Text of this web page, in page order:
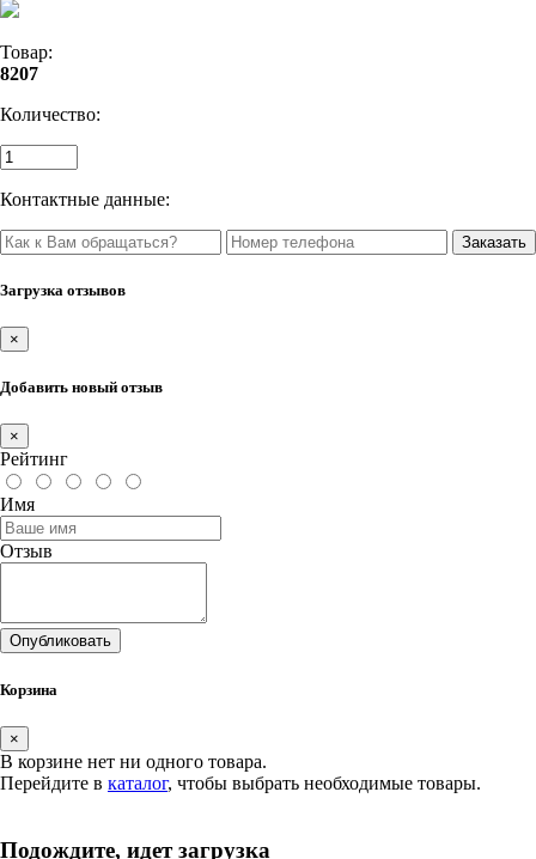
Товар:
8207
Количество:
Контактные данные:
Загрузка отзывов
×
Добавить новый отзыв
×
Рейтинг
Имя
Отзыв
Опубликовать
Корзина
×
В корзине нет ни одного товара.
Перейдите в каталог, чтобы выбрать необходимые товары.
Подождите, идет загрузка